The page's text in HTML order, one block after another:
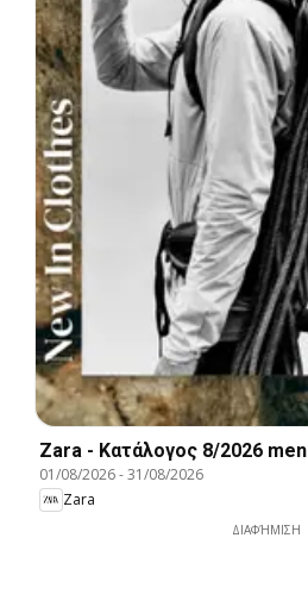
Zara - Kατάλογος 8/2026 men
01/08/2026-31/08/2026
Zara
ΔΙΑΦΉΜΙΣΗ